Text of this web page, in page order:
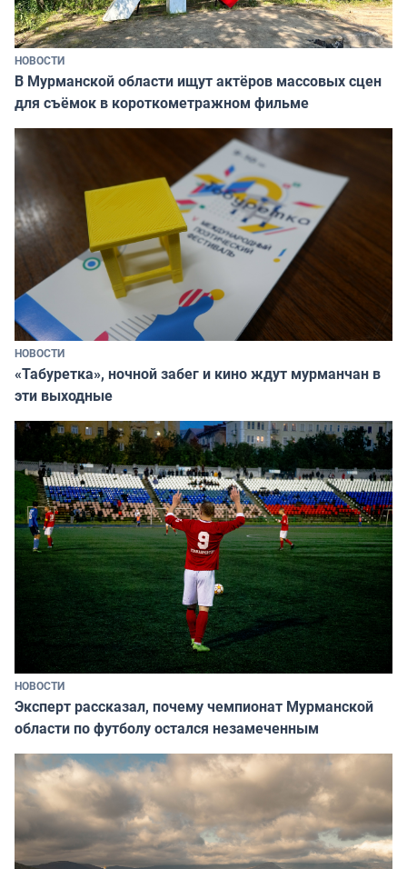
НОВОСТИ
В Мурманской области ищут актёров массовых сцен
для съёмок в короткометражном фильме
НОВОСТИ
«Табуретка», ночной забег и кино ждут мурманчан в
эти выходные
НОВОСТИ
Эксперт рассказал, почему чемпионат Мурманской
области по футболу остался незамеченным